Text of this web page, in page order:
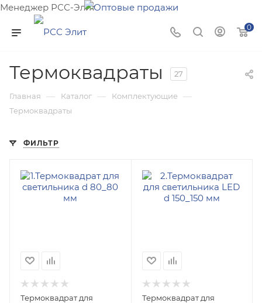
Менеджер РСС-Элит
Напишите нам и мы поможем подобрать товар именно
для Вас!
0
Термоквадраты 27
Главная — Каталог — Комплектующие —
Термоквадраты
ФИЛЬТР
Термоквадрат для
Термоквадрат для